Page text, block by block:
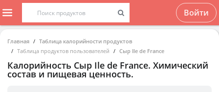
Войти
Главная
Таблица калорийности продуктов
Таблица продуктов пользователей
Сыр Ile de France
Калорийность Сыр Ile de France. Химический
состав и пищевая ценность.